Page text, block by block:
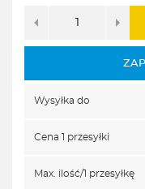
Wysyłka do
Cena 1 przesyłki
Max. ilość/1 przesyłkę